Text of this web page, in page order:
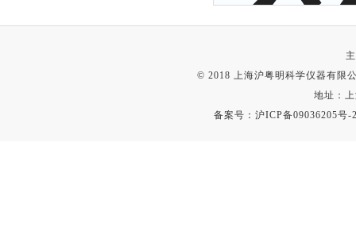
© 2018 上海沪粤明科学仪器有限
地址：
备案号：沪ICP备09036205号-